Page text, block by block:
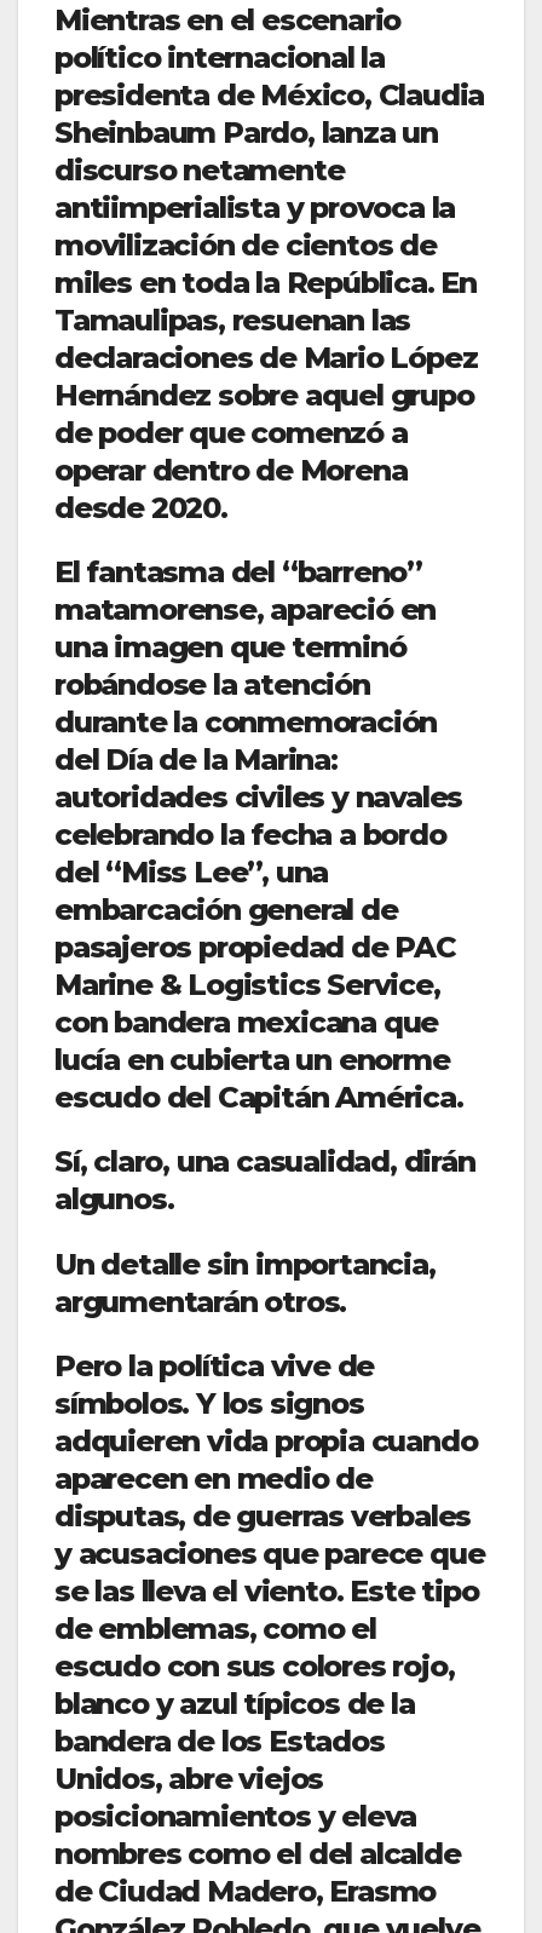
Mientras en el escenario
político internacional la
presidenta de México, Claudia
Sheinbaum Pardo, lanza un
discurso netamente
antiimperialista y provoca la
movilización de cientos de
miles en toda la República. En
Tamaulipas, resuenan las
declaraciones de Mario López
Hernández sobre aquel grupo
de poder que comenzó a
operar dentro de Morena
desde 2020.
El fantasma del “barreno”
matamorense, apareció en
una imagen que terminó
robándose la atención
durante la conmemoración
del Día de la Marina:
autoridades civiles y navales
celebrando la fecha a bordo
del “Miss Lee”, una
embarcación general de
pasajeros propiedad de PAC
Marine & Logistics Service,
con bandera mexicana que
lucía en cubierta un enorme
escudo del Capitán América.
Sí, claro, una casualidad, dirán
algunos.
Un detalle sin importancia,
argumentarán otros.
Pero la política vive de
símbolos. Y los signos
adquieren vida propia cuando
aparecen en medio de
disputas, de guerras verbales
y acusaciones que parece que
se las lleva el viento. Este tipo
de emblemas, como el
escudo con sus colores rojo,
blanco y azul típicos de la
bandera de los Estados
Unidos, abre viejos
posicionamientos y eleva
nombres como el del alcalde
de Ciudad Madero, Erasmo